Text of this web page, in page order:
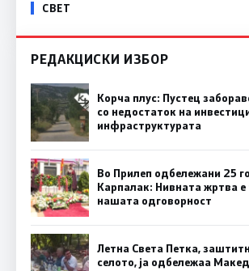
СВЕТ
РЕДАКЦИСКИ ИЗБОР
Корча плус: Пустец
со недостаток на
инфраструктурата
Во Прилеп одбележани 25
Карпалак: Нивната жртва е
нашата одговорност
Летна Света Петка,
селото, ја одбележаа